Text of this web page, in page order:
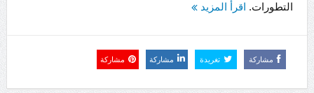
التطورات. اقرأ المزيد
مشاركة تغريدة مشاركة مشاركة